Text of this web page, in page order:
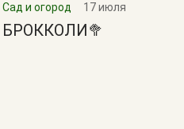
Сад и огород 17 июля
БРОККОЛИ🥦